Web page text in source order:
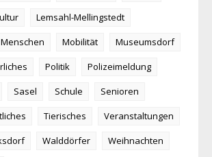
Lemsahl-Mellingstedt
Menschen Mobilität
Museumsdorf
Politik
Polizeimeldung
Sasel Schule
Senioren
Tierisches
Veranstaltungen
Walddörfer
Weihnachten